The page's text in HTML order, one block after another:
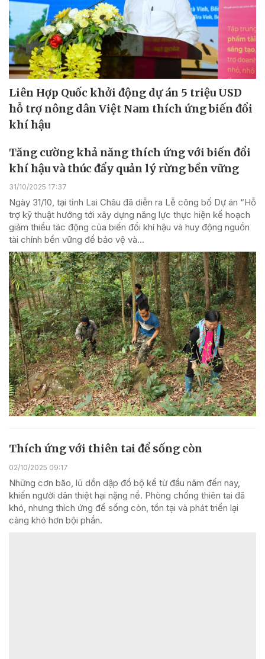
Liên Hợp Quốc khởi động dự án 5 triệu USD
hỗ trợ nông dân Việt Nam thích ứng biến đổi
khí hậu
Tăng cường khả năng thích ứng với biến đổi
khí hậu và thúc đẩy quản lý rừng bền vững
31/10/2025 17:37
Ngày 31/10, tại tỉnh Lai Châu đã diễn ra Lễ công bố Dự án “Hỗ
trợ kỹ thuật hướng tới xây dựng năng lực thực hiện kế hoạch
giảm thiểu tác động của biến đổi khí hậu và huy động nguồn
tài chính bền vững để bảo vệ và...
Thích ứng với thiên tai để sống còn
02/10/2025 09:17
Những cơn bão, lũ dồn dập đổ bộ kể từ đầu năm đến nay,
khiến người dân thiệt hại nặng nề. Phòng chống thiên tai đã
khó, nhưng thích ứng để sống còn, tồn tại và phát triển lại
càng khó hơn bội phần.